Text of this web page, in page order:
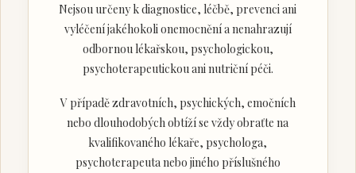
Nejsou určeny k diagnostice, léčbě, prevenci ani
vyléčení jakéhokoli onemocnění a nenahrazují
odbornou lékařskou, psychologickou,
psychoterapeutickou ani nutriční péči.
V případě zdravotních, psychických, emočních
nebo dlouhodobých obtíží se vždy obraťte na
kvalifikovaného lékaře, psychologa,
psychoterapeuta nebo jiného příslušného